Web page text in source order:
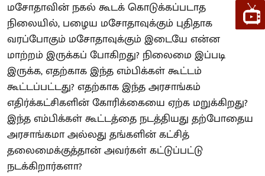
மசோதாவின் நகல் கூடக் கொடுக்கப்படாத
நிலையில், பழைய மசோதாவுக்கும் புதிதாக
வரப்போகும் மசோதாவுக்கும் இடையே என்ன
மாற்றம் இருக்கப் போகிறது? நிலைமை இப்படி
இருக்க, எதற்காக இந்த எம்பிக்கள் கூட்டம்
கூட்டப்பட்டது? எதற்காக இந்த அரசாங்கம்
எதிர்க்கட்சிகளின் கோரிக்கையை ஏற்க மறுக்கிறது?
இந்த எம்பிக்கள் கூட்டத்தை நடத்தியது தற்போதைய
அரசாங்கமா அல்லது தங்களின் கட்சித்
தலைமைக்குத்தான் அவர்கள் கட்டுப்பட்டு
நடக்கிறார்களா?